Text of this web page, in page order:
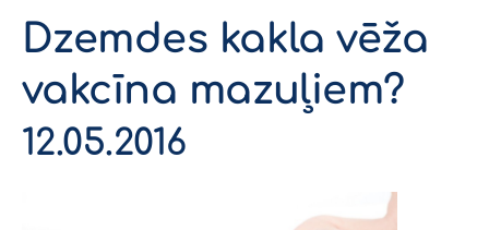
Dzemdes kakla vēža
vakcīna mazuļiem?
12.05.2016